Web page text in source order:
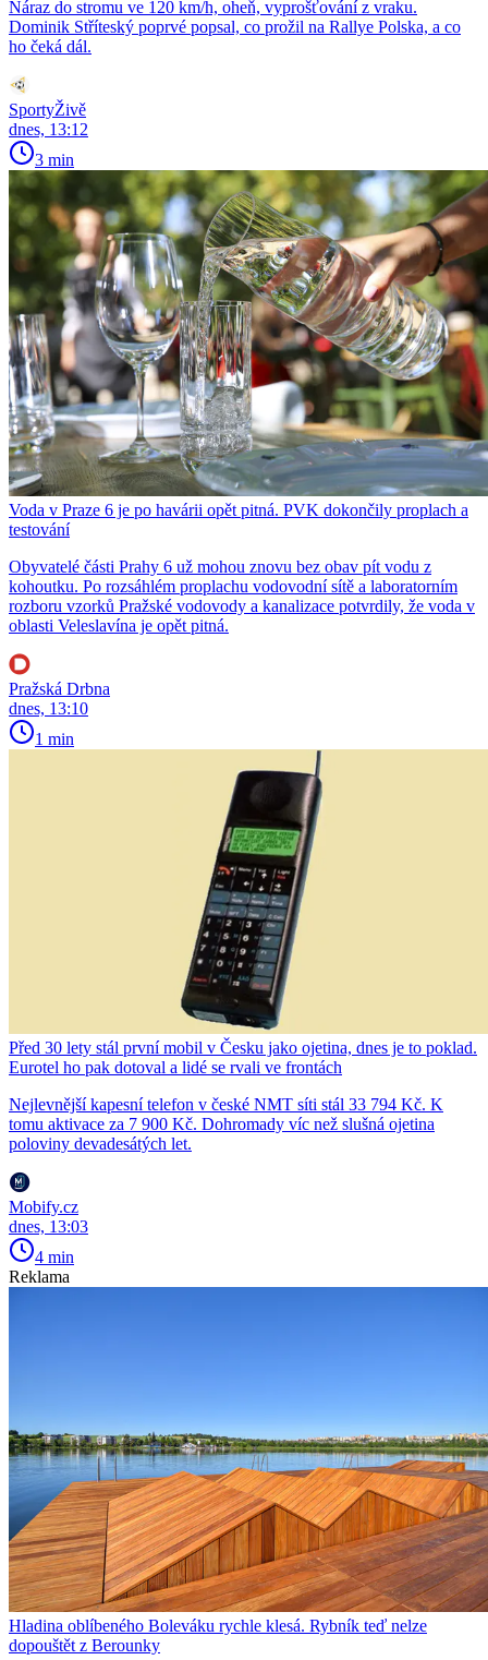
Náraz do stromu ve 120 km/h, oheň, vyprošťování z vraku.
Dominik Stříteský poprvé popsal, co prožil na Rallye Polska, a co
ho čeká dál.
SportyŽivě
dnes, 13:12
3 min
Voda v Praze 6 je po havárii opět pitná. PVK dokončily proplach a
testování
Obyvatelé části Prahy 6 už mohou znovu bez obav pít vodu z
kohoutku. Po rozsáhlém proplachu vodovodní sítě a laboratorním
rozboru vzorků Pražské vodovody a kanalizace potvrdily, že voda v
oblasti Veleslavína je opět pitná.
Pražská Drbna
dnes, 13:10
1 min
Před 30 lety stál první mobil v Česku jako ojetina, dnes je to poklad.
Eurotel ho pak dotoval a lidé se rvali ve frontách
Nejlevnější kapesní telefon v české NMT síti stál 33 794 Kč. K
tomu aktivace za 7 900 Kč. Dohromady víc než slušná ojetina
poloviny devadesátých let.
Mobify.cz
dnes, 13:03
4 min
Reklama
Hladina oblíbeného Boleváku rychle klesá. Rybník teď nelze
dopouštět z Berounky